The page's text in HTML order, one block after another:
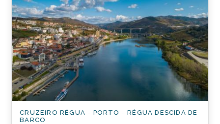
CRUZEIRO RÉGUA - PORTO - RÉGUA DESCIDA DE
BARCO